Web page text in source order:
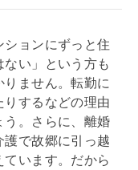
ョンにずっと住
い」という方も
ません。転勤に
りするなどの理由
う。さらに、離婚
護で故郷に引っ越
います。だから